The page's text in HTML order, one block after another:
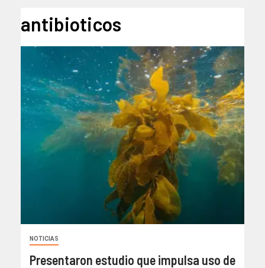
antibioticos
NOTICIAS
Presentaron estudio que impulsa uso de